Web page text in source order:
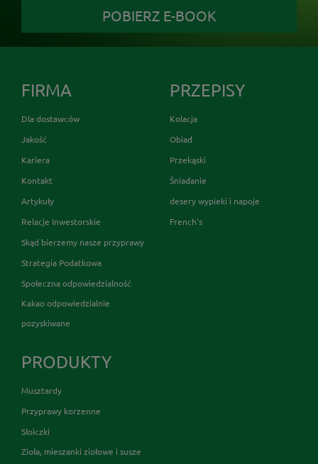
POBIERZ E-BOOK
FIRMA
Dla dostawców
Jakość
Kariera
Kontakt
Artykuły
Relacje Inwestorskie
Skąd bierzemy nasze przyprawy
Strategia Podatkowa
Społeczna odpowiedzialność
Kakao odpowiedzialnie
pozyskiwane
PRZEPISY
Kolacja
Obiad
Przekąski
Śniadanie
desery wypieki i napoje
French's
PRODUKTY
Musztardy
Przyprawy korzenne
Słoiczki
Zioła, mieszanki ziołowe i susze